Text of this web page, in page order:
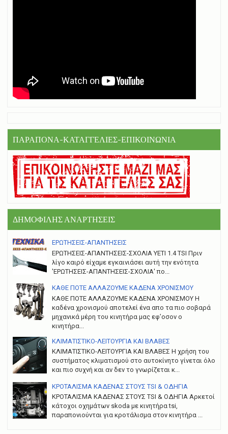
ΠΑΡΑΠΟΝΑ-ΚΑΤΑΓΓΕΛΙΕΣ-ΕΠΙΚΟΙΝΩΝΙΑ
ΔΗΜΟΦΙΛΗΣ ΑΝΑΡΤΗΣΕΙΣ
ΕΡΩΤΗΣΕΙΣ-ΑΠΑΝΤΗΣΕΙΣ
ΕΡΩΤΗΣΕΙΣ-ΑΠΑΝΤΗΣΕΙΣ-ΣΧΟΛΙΑ YETI 1.4 TSI Πριν
λίγο καιρό είχαμε εγκαινιάσει αυτή την ενότητα
'ΕΡΩΤΗΣΕΙΣ-ΑΠΑΝΤΗΣΕΙΣ-ΣΧΟΛΙΑ' πο...
ΚΑΘΕ ΠΟΤΕ ΑΛΛΑΖΟΥΜΕ ΚΑΔΕΝΑ ΧΡΟΝΙΣΜΟΥ
ΚΑΘΕ ΠΟΤΕ ΑΛΛΑΖΟΥΜΕ ΚΑΔΕΝΑ ΧΡΟΝΙΣΜΟΥ Η
καδένα χρονισμού αποτελεί ένα απο τα πιο σοβαρά
μηχανικά μέρη του κινητήρα μας εφ’οσον ο
κινητήρα...
ΚΛΙΜΑΤΙΣΤΙΚΟ-ΛΕΙΤΟΥΡΓΙΑ ΚΑΙ ΒΛΑΒΕΣ
ΚΛΙΜΑΤΙΣΤΙΚΟ-ΛΕΙΤΟΥΡΓΙΑ ΚΑΙ ΒΛΑΒΕΣ H χρήση του
συστήματος κλιματισμού στο αυτοκίνητο γίνεται όλο
και πιο συχνή και αν δεν το γνωρίζεται κ...
ΚΡΟΤΑΛΙΣΜΑ ΚΑΔΕΝΑΣ ΣΤΟΥΣ TSI & ΟΔΗΓΙΑ
ΚΡΟΤΑΛΙΣΜΑ ΚΑΔΕΝΑΣ ΣΤΟΥΣ TSI & ΟΔΗΓΙΑ Αρκετοί
κάτοχοι οχημάτων skoda με κινητήρα tsi,
παραπονιούνται για κροτάλισμα στον κινητήρα ...